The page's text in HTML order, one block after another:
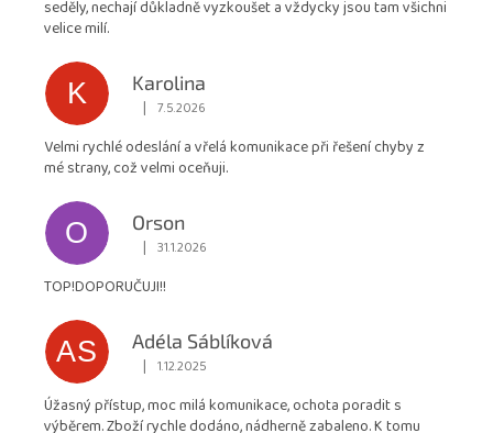
seděly, nechají důkladně vyzkoušet a vždycky jsou tam všichni
velice milí.
K
Karolina
Hodnocení obchodu je 5 z 5 hvězdiček.
| 7.5.2026
Velmi rychlé odeslání a vřelá komunikace při řešení chyby z
mé strany, což velmi oceňuji.
O
Orson
Hodnocení obchodu je 5 z 5 hvězdiček.
| 31.1.2026
TOP!DOPORUČUJI!!
AS
Adéla Sáblíková
Hodnocení obchodu je 5 z 5 hvězdiček.
| 1.12.2025
Úžasný přístup, moc milá komunikace, ochota poradit s
výběrem. Zboží rychle dodáno, nádherně zabaleno. K tomu